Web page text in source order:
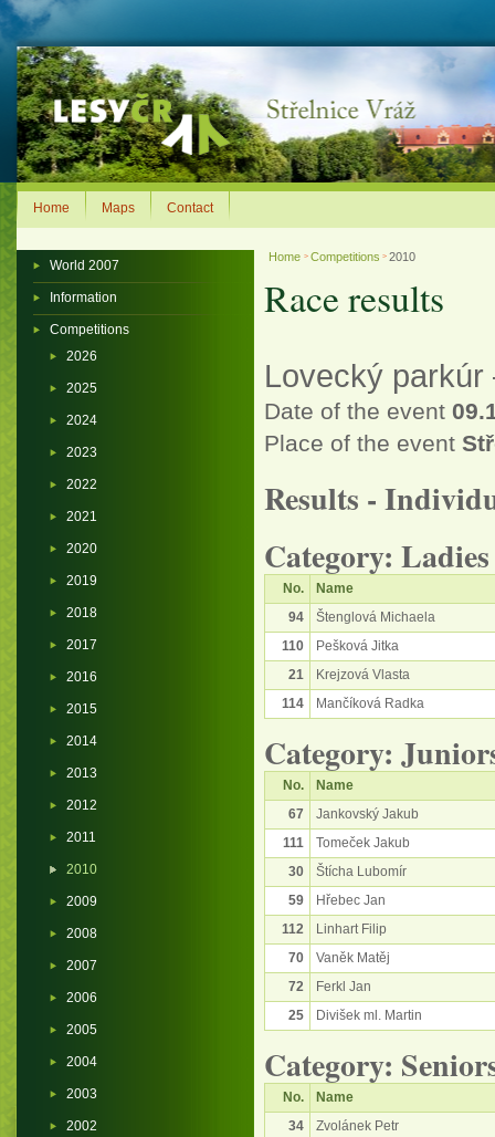
Home > Competitions > 2010
Race results
Lovecký parkúr
Date of the event
Place of the event
Results -
Category: Ladies
No.
Name
94
Štenglová Michaela
110
Pešková Jitka
21
Krejzová Vlasta
114
Mančíková Radka
Category:
No.
Name
67
Jankovský Jakub
111
Tomeček Jakub
30
Štícha Lubomír
59
Hřebec Jan
112
Linhart Filip
70
Vaněk Matěj
72
Ferkl Jan
25
Divišek ml. Martin
Category:
No.
Name
34
Zvolánek Petr
World 2007
Information
Competitions
2026
2025
2024
2023
2022
2021
2020
2019
2018
2017
2016
2015
2014
2013
2012
2011
2010
2009
2008
2007
2006
2005
2004
2003
2002
Home Maps Contact